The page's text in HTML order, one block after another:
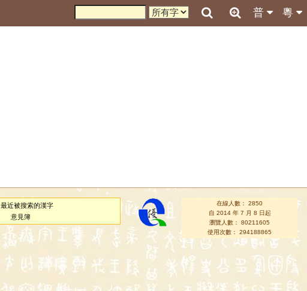
粵
普
最近被搜索的漢字
意見簿
在線人數： 2850
自 2014 年 7 月 8 日起
瀏覽人數： 80211605
使用次數： 294188865